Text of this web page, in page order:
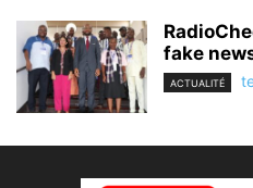
fake
ACTUALITÉ